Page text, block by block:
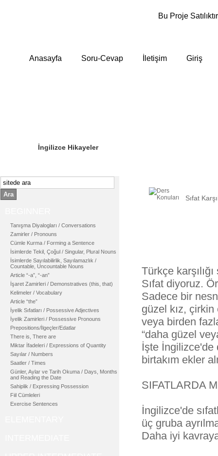
Bu Proje
Anasayfa Soru-Cevap İletişim Giriş
İngilizce Hikayeler
Ara
Tanışma Diyalogları / Conversations
Zamirler / Pronouns
Cümle Kurma / Forming a Sentence
İsimlerde Tekil, Çoğul / Singular, Plural Nouns
İsimlerde Sayılabilirlik, Sayılamazlık /
Countable, Uncountable Nouns
Article “-a”, “-an”
İşaret Zamirleri / Demonstratives (this, that)
Kelimeler / Vocabulary
Article “the”
İyelik Sıfatları / Possessive Adjectives
İyelik Zamirleri / Possessive Pronouns
Prepositions/İlgeçler/Edatlar
There is, There are
Miktar İfadeleri / Expressions of Quantity
Sayılar / Numbers
Saatler / Times
Günler, Aylar ve Tarih Okuma / Days, Months
and Reading the Date
Sahiplik / Expressing Possession
Fiil Cümleleri
Exercise Sentences
Sıfat
Türkçe
Sıfat diyoruz.
Sadece bir
güzel kız,
veya birden
“daha güzel
İşte İngilizce'de
birtakım ekler
SIFATLARDA
İngilizce'de
üç gruba
Daha iyi